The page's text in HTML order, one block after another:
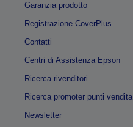
Garanzia prodotto
Registrazione CoverPlus
Contatti
Centri di Assistenza Epson
Ricerca rivenditori
Ricerca promoter punti vendita
Newsletter